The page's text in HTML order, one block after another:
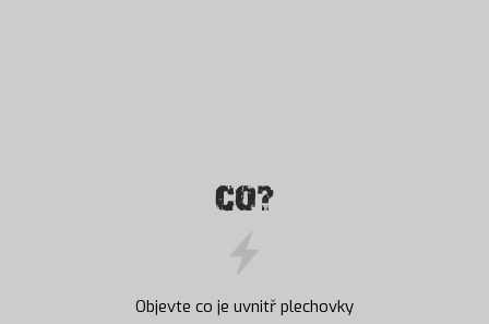
CO?
Objevte co je uvnitř plechovky